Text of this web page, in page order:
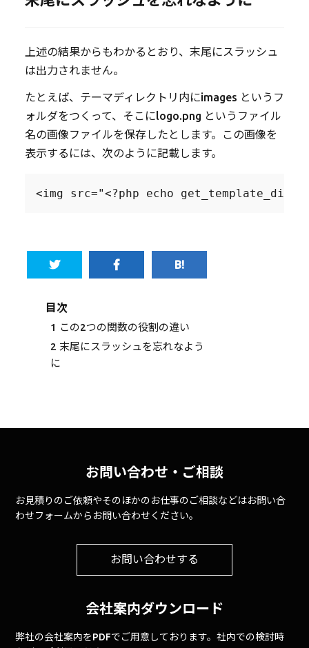
上述の結果からもわかるとおり、末尾にスラッシュ
は出力されません。
たとえば、テーマディレクトリ内にimages というフ
ォルダをつくって、そこにlogo.png というファイル
名の画像ファイルを保存したとします。この画像を
表示するには、次のように記載します。
<img src="<?php echo
目次
1 この2つの関数の役割の違い
2 末尾にスラッシュを忘れなよう
に
お問い合わせ・ご相談
お見積りのご依頼やそのほかのお仕事のご相談などはお問い合
わせフォームからお問い合わせください。
お問い合わせする
会社案内ダウンロード
弊社の会社案内をPDFでご用意しております。社内での検討時